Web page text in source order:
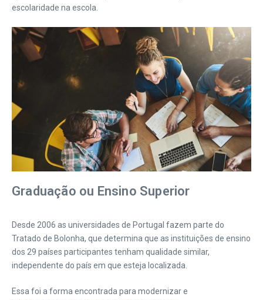
escolaridade na escola.
Graduação ou Ensino Superior
Desde 2006 as universidades de Portugal fazem parte do
Tratado de Bolonha, que determina que as instituições de ensino
dos 29 países participantes tenham qualidade similar,
independente do país em que esteja localizada.
Essa foi a forma encontrada para modernizar e